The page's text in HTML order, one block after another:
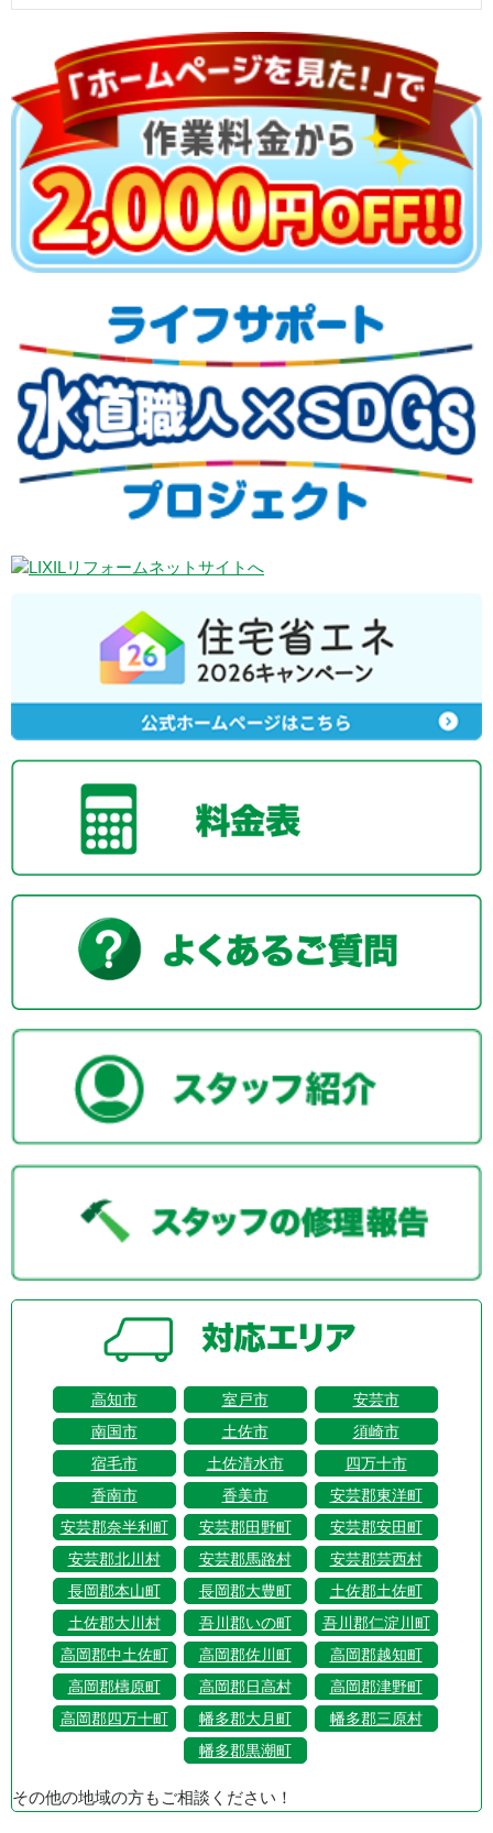
高知市 室戸市
安芸市
南国市
土佐市
須崎市
宿毛市
土佐清水市
四万十市
香南市
香美市
安芸郡東洋町
安芸郡奈半利町
安芸郡田野町
安芸郡安田町
安芸郡北川村
安芸郡馬路村
安芸郡芸西村
長岡郡本山町
長岡郡大豊町
土佐郡土佐町
土佐郡大川村
吾川郡いの町
吾川郡仁淀川町
高岡郡中土佐町
高岡郡佐川町
高岡郡越知町
高岡郡檮原町
高岡郡日高村
高岡郡津野町
高岡郡四万十町
幡多郡大月町
幡多郡三原村
幡多郡黒潮町
その他の地域の方もご相談ください！